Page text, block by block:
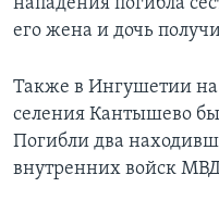
ВИДЕО
Learning English
СОЦИАЛЬНЫЕ СЕТИ
его жена и дочь
Также в Ингушетии на
селения Кантышево
Погибли два
внутренних войск